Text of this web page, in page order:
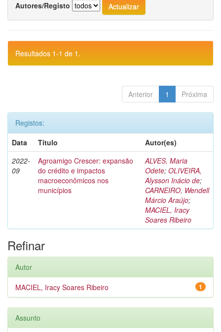
Autores/Registo
Resultados 1-1 de 1.
Anterior 1 Próxima
Registos:
Data
Título
Autor(es)
2022-
09
Agroamigo Crescer: expansão
do crédito e impactos
macroeconômicos nos
municípios
ALVES, Maria
Odete; OLIVEIRA,
Alysson Inácio de;
CARNEIRO, Wendell
Márcio Araújo;
MACIEL, Iracy
Soares Ribeiro
Refinar
Autor
1
MACIEL, Iracy Soares Ribeiro
Assunto